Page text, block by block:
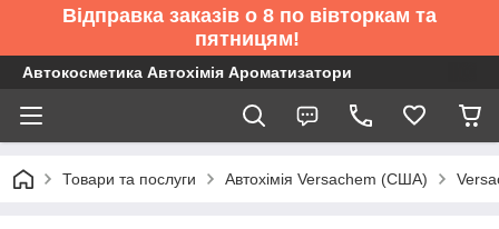
Відправка заказів о 8 по вівторкам та
пятницям!
Автокосметика Автохімія Ароматизатори
Товари та послуги Автохімія Versachem (США)